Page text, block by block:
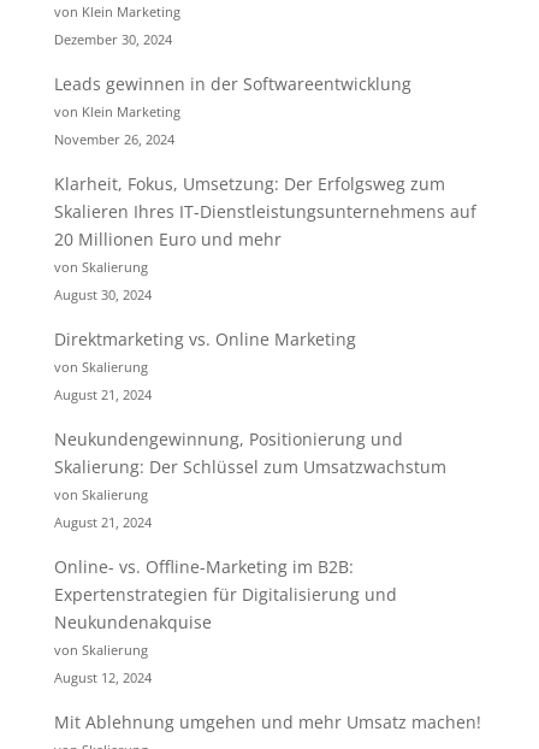
von Klein Marketing
Dezember 30, 2024
Leads gewinnen in der Softwareentwicklung
von Klein Marketing
November 26, 2024
Klarheit, Fokus, Umsetzung: Der Erfolgsweg zum
Skalieren Ihres IT-Dienstleistungsunternehmens auf
20 Millionen Euro und mehr
von Skalierung
August 30, 2024
Direktmarketing vs. Online Marketing
von Skalierung
August 21, 2024
Neukundengewinnung, Positionierung und
Skalierung: Der Schlüssel zum Umsatzwachstum
von Skalierung
August 21, 2024
Online- vs. Offline-Marketing im B2B:
Expertenstrategien für Digitalisierung und
Neukundenakquise
von Skalierung
August 12, 2024
Mit Ablehnung umgehen und mehr Umsatz machen!